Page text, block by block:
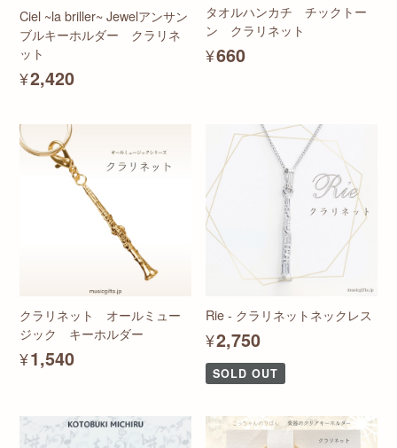
Ciel ~la briller~ Jewelアンサン
ブルキーホルダー クラリネ
ット
¥2,420
タオルハンカチ チックトー
ン クラリネット
¥660
クラリネット オールミュー
ジック キーホルダー
¥1,540
Rie - クラリネットネックレス
¥2,750
SOLD OUT